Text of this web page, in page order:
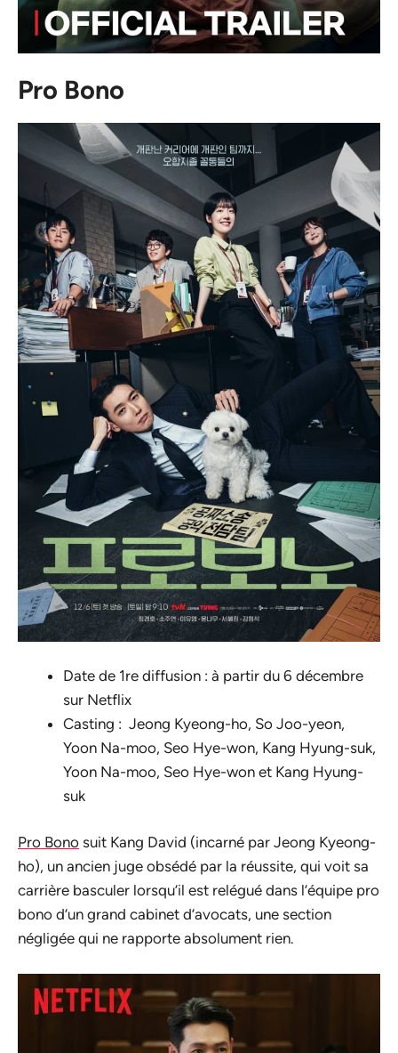
Pro Bono
Date de 1re diffusion : à partir du 6 décembre
sur Netflix
Casting : Jeong Kyeong-ho, So Joo-yeon,
Yoon Na-moo, Seo Hye-won, Kang Hyung-suk,
Yoon Na-moo, Seo Hye-won et Kang Hyung-
suk
Pro Bono suit Kang David (incarné par Jeong Kyeong-
ho), un ancien juge obsédé par la réussite, qui voit sa
carrière basculer lorsqu’il est relégué dans l’équipe pro
bono d’un grand cabinet d’avocats, une section
négligée qui ne rapporte absolument rien.